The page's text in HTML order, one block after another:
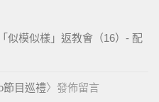
似模似樣」返教會（16）- 配
節目巡禮〉發佈留言